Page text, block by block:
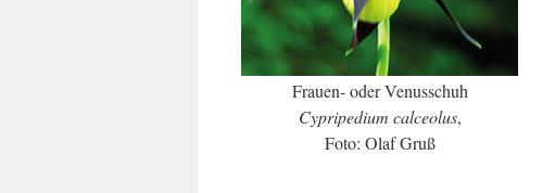
Frauen- oder Venusschuh
Cypripedium calceolus,
Foto: Olaf Gruß